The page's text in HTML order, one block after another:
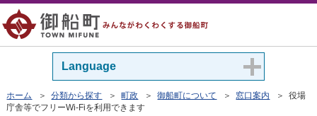
Language
ホーム ＞分類から探す ＞町政 ＞御船町について ＞ 窓口案内
＞ 役場
庁舎等でフリーWi-Fiを利用できます